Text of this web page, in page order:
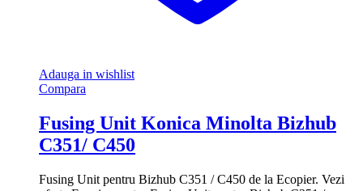
Adauga in wishlist
Compara
Fusing Unit Konica Minolta Bizhub
C351/ C450
Fusing Unit pentru Bizhub C351 / C450 de la Ecopier. Vezi